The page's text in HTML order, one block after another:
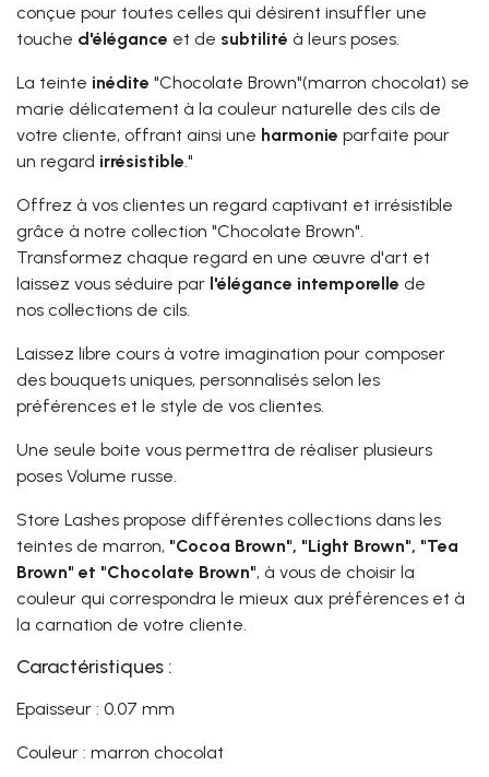
conçue pour toutes celles qui désirent insuffler une
touche d'élégance et de subtilité à leurs poses.
La teinte inédite "Chocolate Brown"(marron chocolat) se
marie délicatement à la couleur naturelle des cils de
votre cliente, offrant ainsi une harmonie parfaite pour
un regard irrésistible."
Offrez à vos clientes un regard captivant et irrésistible
grâce à notre collection "Chocolate Brown".
Transformez chaque regard en une œuvre d'art et
laissez vous séduire par l'élégance intemporelle de
nos collections de cils.
Laissez libre cours à votre imagination pour composer
des bouquets uniques, personnalisés selon les
préférences et le style de vos clientes.
Une seule boite vous permettra de réaliser plusieurs
poses Volume russe.
Store Lashes propose différentes collections dans les
teintes de marron, "Cocoa Brown", "Light Brown", "Tea
Brown" et "Chocolate Brown", à vous de choisir la
couleur qui correspondra le mieux aux préférences et à
la carnation de votre cliente.
Caractéristiques :
Epaisseur : 0.07 mm
Couleur : marron chocolat